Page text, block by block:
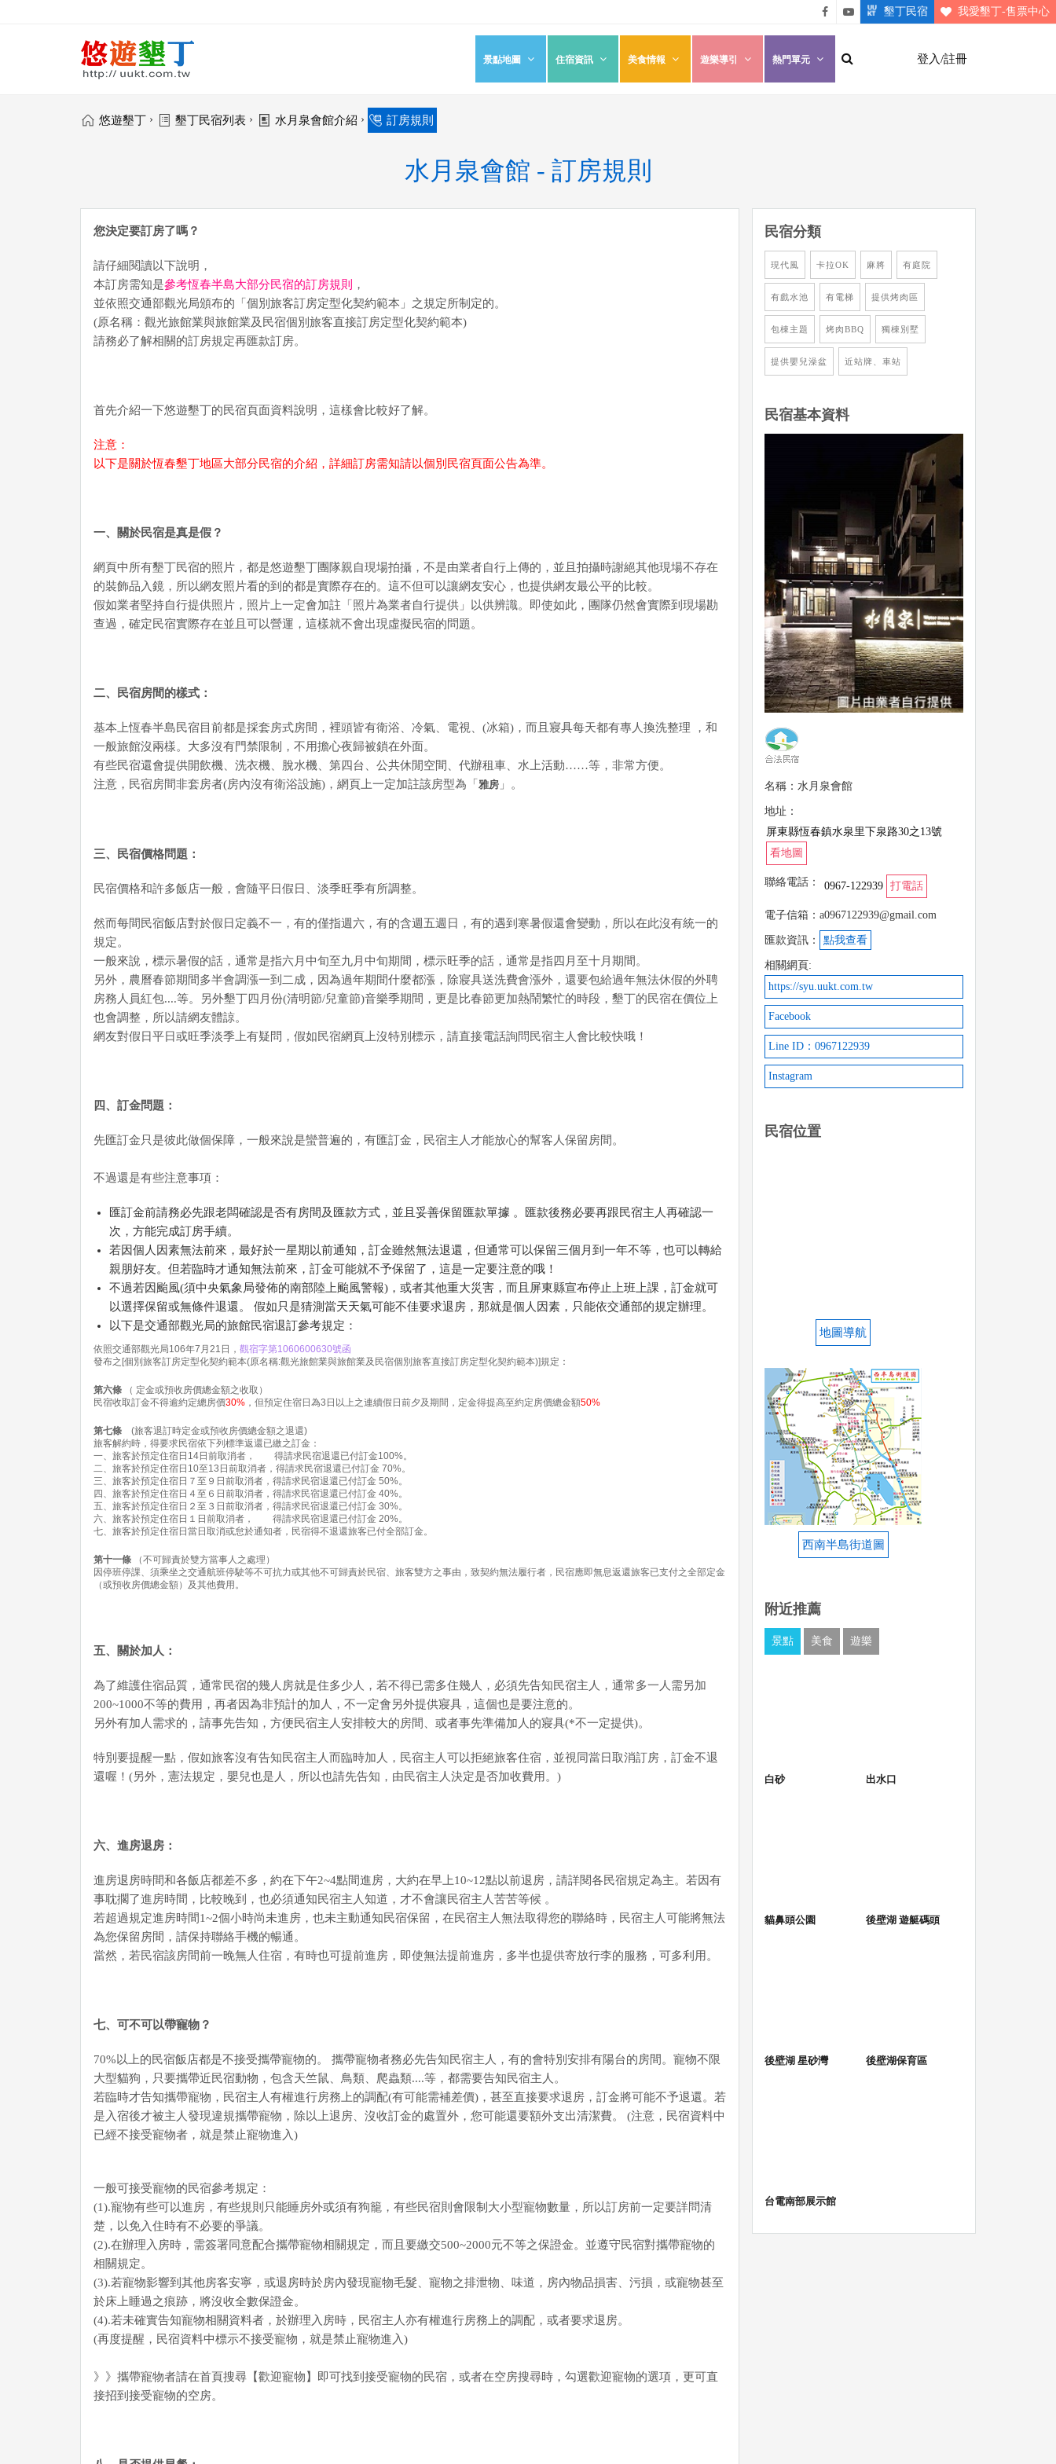
悠遊
墾丁
粉絲
墾丁
墾丁民宿 我愛墾丁-售票中心
登入/註冊
景點地圖 住宿資訊 美食情報 遊樂導引 熱門單元
悠遊墾丁 › 墾丁民宿列表 › 水月泉會館介紹 › 訂房規則
水月泉會館 - 訂房規則
您決定要訂房了嗎？
請仔細閱讀以下說明，
本訂房需知是參考恆春半島大部分民宿的訂房規則
，
並依照交通部觀光局頒布的「個別旅客訂房定型化契約範本」之規定所制定的。
(原名稱：觀光旅館業與旅館業及民宿個別旅客直接訂房定型化契約範本)
請務必了解相關的訂房規定再匯款訂房。
首先介紹一下悠遊墾丁的民宿頁面資料說明，這樣會比較好了解。
注意：
以下是關於恆春墾丁地區大部分民宿的介紹，詳細訂房需知請以個別民宿頁面公告為準。
一、關於民宿是真是假？
網頁中所有墾丁民宿的照片，都是悠遊墾丁團隊親自現場拍攝，不是由業者自行上傳的，並且拍攝時謝絕其他現場不存在
的裝飾品入鏡，所以網友照片看的到的都是實際存在的。這不但可以讓網友安心，也提供網友最公平的比較。
假如業者堅持自行提供照片，照片上一定會加註「照片為業者自行提供」以供辨識。即使如此，團隊仍然會實際到現場勘
查過，確定民宿實際存在並且可以營運，這樣就不會出現虛擬民宿的問題。
二、民宿房間的樣式：
基本上恆春半島民宿目前都是採套房式房間，裡頭皆有衛浴、冷氣、電視、(冰箱)，而且寢具每天都有專人換洗整理 ，和
一般旅館沒兩樣。大多沒有門禁限制，不用擔心夜歸被鎖在外面。
有些民宿還會提供開飲機、洗衣機、脫水機、第四台、公共休閒空間、代辦租車、水上活動……等，非常方便。
注意，民宿房間非套房者(房內沒有衛浴設施)，網頁上一定加註該房型為「 雅房 」。
三、民宿價格問題：
民宿價格和許多飯店一般，會隨平日假日、淡季旺季有所調整。
然而每間民宿飯店對於假日定義不一，有的僅指週六，有的含週五週日，有的遇到寒暑假還會變動，所以在此沒有統一的
規定。
一般來說，標示暑假的話，通常是指六月中旬至九月中旬期間，標示旺季的話，通常是指四月至十月期間。
另外，農曆春節期間多半會調漲一到二成，因為過年期間什麼都漲，除寢具送洗費會漲外，還要包給過年無法休假的外聘
房務人員紅包....等。另外墾丁四月份(清明節/兒童節)音樂季期間，更是比春節更加熱鬧繁忙的時段，墾丁的民宿在價位上
也會調整，所以請網友體諒。
網友對假日平日或旺季淡季上有疑問，假如民宿網頁上沒特別標示，請直接電話詢問民宿主人會比較快哦！
四、訂金問題：
先匯訂金只是彼此做個保障，一般來說是蠻普遍的，有匯訂金，民宿主人才能放心的幫客人保留房間。
不過還是有些注意事項：
匯訂金前請務必先跟老闆確認是否有房間及匯款方式，並且妥善保留匯款單據 。匯款後務必要再跟民宿主人再確認一
次，方能完成訂房手續。
若因個人因素無法前來，最好於一星期以前通知，訂金雖然無法退還，但通常可以保留三個月到一年不等，也可以轉給
親朋好友。但若臨時才通知無法前來，訂金可能就不予保留了，這是一定要注意的哦！
不過若因颱風(須中央氣象局發佈的南部陸上颱風警報)，或者其他重大災害，而且屏東縣宣布停止上班上課，訂金就可
以選擇保留或無條件退還。 假如只是猜測當天天氣可能不佳要求退房，那就是個人因素，只能依交通部的規定辦理。
以下是交通部觀光局的旅館民宿退訂參考規定：
依照交通部觀光局106年7月21日， 觀宿字第1060600630號函
發布之[個別旅客訂房定型化契約範本(原名稱:觀光旅館業與旅館業及民宿個別旅客直接訂房定型化契約範本)]規定：
第六條 （ 定金或預收房價總金額之收取）
民宿收取訂金不得逾約定總房價30% ，但預定住宿日為3日以上之連續假日前夕及期間，定金得提高至約定房價總金額50%
第七條 (旅客退訂時定金或預收房價總金額之退還)
旅客解約時，得要求民宿依下列標準返還已繳之訂金：
一、旅客於預定住宿日14日前取消者， 得請求民宿退還已付訂金100%。
二、旅客於預定住宿日10至13日前取消者，得請求民宿退還已付訂金 70%。
三、旅客於預定住宿日７至９日前取消者，得請求民宿退還已付訂金 50%。
四、旅客於預定住宿日４至６日前取消者，得請求民宿退還已付訂金 40%。
五、旅客於預定住宿日２至３日前取消者，得請求民宿退還已付訂金 30%。
六、旅客於預定住宿日１日前取消者， 得請求民宿退還已付訂金 20%。
七、旅客於預定住宿日當日取消或怠於通知者，民宿得不退還旅客已付全部訂金。
第十一條 （不可歸責於雙方當事人之處理）
因停班停課、須乘坐之交通航班停駛等不可抗力或其他不可歸責於民宿、旅客雙方之事由，致契約無法履行者，民宿應即無息返還旅客已支付之全部定金
（或預收房價總金額）及其他費用。
五、關於加人：
為了維護住宿品質，通常民宿的幾人房就是住多少人，若不得已需多住幾人，必須先告知民宿主人，通常多一人需另加
200~1000不等的費用，再者因為非預計的加人，不一定會另外提供寢具，這個也是要注意的。
另外有加人需求的，請事先告知，方便民宿主人安排較大的房間、或者事先準備加人的寢具(*不一定提供)。
特別要提醒一點，假如旅客沒有告知民宿主人而臨時加人，民宿主人可以拒絕旅客住宿，並視同當日取消訂房，訂金不退
還喔！(另外，憲法規定，嬰兒也是人，所以也請先告知，由民宿主人決定是否加收費用。)
六、進房退房：
進房退房時間和各飯店都差不多，約在下午2~4點間進房，大約在早上10~12點以前退房，請詳閱各民宿規定為主。若因有
事耽擱了進房時間，比較晚到，也必須通知民宿主人知道，才不會讓民宿主人苦苦等候 。
若超過規定進房時間1~2個小時尚未進房，也未主動通知民宿保留，在民宿主人無法取得您的聯絡時，民宿主人可能將無法
為您保留房間，請保持聯絡手機的暢通。
當然，若民宿該房間前一晚無人住宿，有時也可提前進房，即使無法提前進房，多半也提供寄放行李的服務，可多利用。
七、可不可以帶寵物？
70%以上的民宿飯店都是不接受攜帶寵物的。 攜帶寵物者務必先告知民宿主人，有的會特別安排有陽台的房間。寵物不限
大型貓狗，只要攜帶近民宿動物，包含天竺鼠、鳥類、爬蟲類....等，都需要告知民宿主人。
若臨時才告知攜帶寵物，民宿主人有權進行房務上的調配(有可能需補差價)，甚至直接要求退房，訂金將可能不予退還。若
是入宿後才被主人發現違規攜帶寵物，除以上退房、沒收訂金的處置外，您可能還要額外支出清潔費。 (注意，民宿資料中
已經不接受寵物者，就是禁止寵物進入)
一般可接受寵物的民宿參考規定：
(1).寵物有些可以進房，有些規則只能睡房外或須有狗籠，有些民宿則會限制大小型寵物數量，所以訂房前一定要詳問清
楚，以免入住時有不必要的爭議。
(2).在辦理入房時，需簽署同意配合攜帶寵物相關規定，而且要繳交500~2000元不等之保證金。並遵守民宿對攜帶寵物的
相關規定。
(3).若寵物影響到其他房客安寧，或退房時於房內發現寵物毛髮、寵物之排泄物、味道，房內物品損害、污損，或寵物甚至
於床上睡過之痕跡，將沒收全數保證金。
(4).若未確實告知寵物相關資料者，於辦理入房時，民宿主人亦有權進行房務上的調配，或者要求退房。
(再度提醒，民宿資料中標示不接受寵物，就是禁止寵物進入)
》》攜帶寵物者請在首頁搜尋【歡迎寵物】即可找到接受寵物的民宿，或者在空房搜尋時，勾選歡迎寵物的選項，更可直
接招到接受寵物的空房。
民宿分類
現代風 卡拉OK 麻將 有庭院
有戲水池 有電梯 提供烤肉區
包棟主題 烤肉BBQ 獨棟別墅
提供嬰兒澡盆 近站牌、車站
民宿基本資料
名稱：水月泉會館
地址：
屏東縣恆春鎮水泉里下泉路30之13號
看地圖
聯絡電話： 0967-122939 打電話
電子信箱：a0967122939@gmail.com
匯款資訊： 點我查看
相關網頁:
https://syu.uukt.com.tw
Facebook
Line ID：0967122939
Instagram
民宿位置
地圖導航
西南半島街道圖
附近推薦
景點 美食 遊樂
白砂 出水口
貓鼻頭公園 後壁湖 遊艇碼頭
後壁湖 星砂灣 後壁湖保育區
台電南部展示館